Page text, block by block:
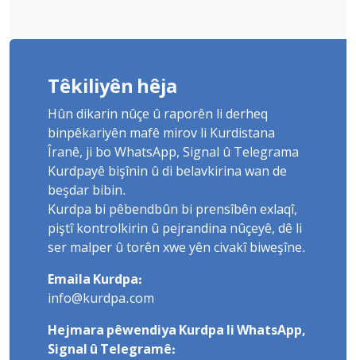
Têkiliyên hêja
Hûn dikarin nûçe û raporên li derheq
binpêkariyên mafê mirov li Kurdistana
Îranê, ji bo WhatsApp, Signal û Telegrama
Kurdpayê bişînin û di belavkirina wan de
beşdar bibin.
Kurdpa bi pêbendbûn bi prensîbên exlaqî,
piştî kontrolkirin û pejrandina nûçeyê, dê li
ser malper û torên xwe yên civakî biweşîne.
Emaila Kurdpa:
info@kurdpa.com
Hejmara pêwendiya Kurdpa li WhatsApp,
Signal û Telegramê: